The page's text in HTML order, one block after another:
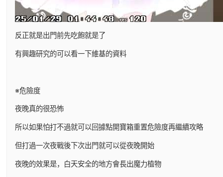
反正就是出門前先吃飽就是了
有興趣研究的可以看一下維基的資料
※危險度
夜晚真的很恐怖
所以如果怕打不過就可以回據點開寶箱重置危險度再繼續攻略
但打過一次夜戰後下次出門就可以從夜晚開始
夜晚的效果是，白天安全的地方會長出魔力植物